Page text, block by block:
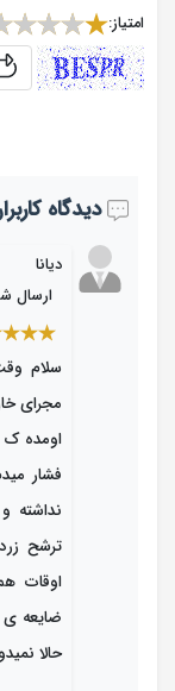
امتیاز:
دیدگاه
دیانا
ارسال شده
سلام
مجرای
اومده ک
فشار
نداشته
ترشح
اوقات
حالا